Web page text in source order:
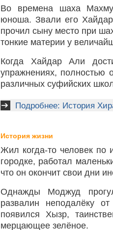
Во времена шаха
юноша. Звали его
прочил сыну место при
тонкие материи у
Когда Хайдар Али
упражнениях, полностью
различных суфийских
Подробнее: История
История жизни
Жил когда-то человек
городке, работал
что он окончит свои дни
Однажды Моджуд
развалин неподалёку
появился Хызр,
мерцающее зелёное.